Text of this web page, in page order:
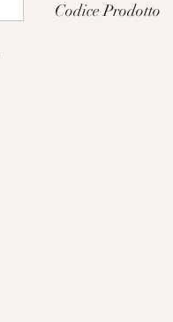
Codice Prodotto